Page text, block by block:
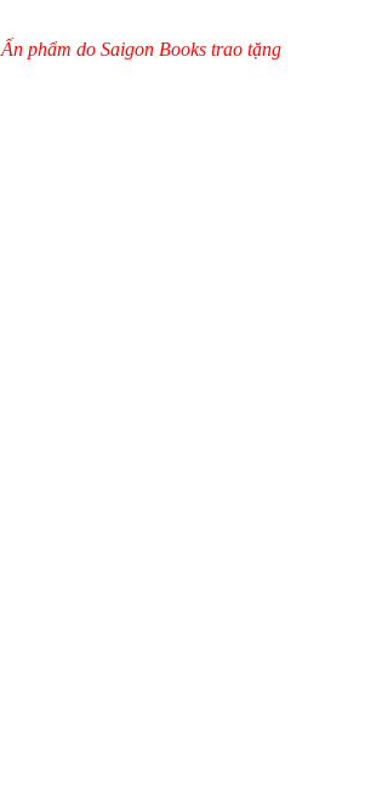
Ấn phẩm do Saigon Books trao tặng